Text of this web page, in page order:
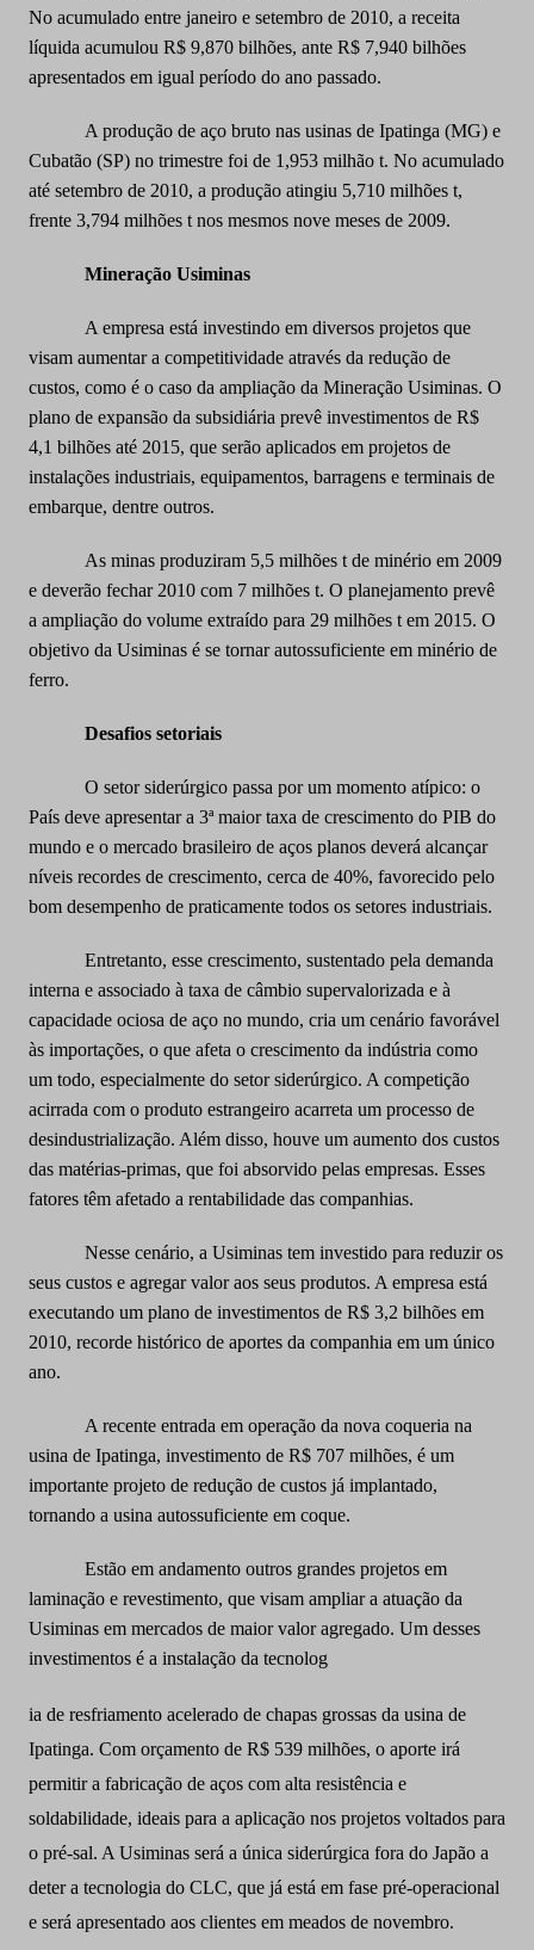
No acumulado entre janeiro e setembro de 2010, a receita
líquida acumulou R$ 9,870 bilhões, ante R$ 7,940 bilhões
apresentados em igual período do ano passado.
A produção de aço bruto nas usinas de Ipatinga (MG) e
Cubatão (SP) no trimestre foi de 1,953 milhão t. No acumulado
até setembro de 2010, a produção atingiu 5,710 milhões t,
frente 3,794 milhões t nos mesmos nove meses de 2009.
Mineração Usiminas
A empresa está investindo em diversos projetos que
visam aumentar a competitividade através da redução de
custos, como é o caso da ampliação da Mineração Usiminas. O
plano de expansão da subsidiária prevê investimentos de R$
4,1 bilhões até 2015, que serão aplicados em projetos de
instalações industriais, equipamentos, barragens e terminais de
embarque, dentre outros.
As minas produziram 5,5 milhões t de minério em 2009
e deverão fechar 2010 com 7 milhões t. O planejamento prevê
a ampliação do volume extraído para 29 milhões t em 2015. O
objetivo da Usiminas é se tornar autossuficiente em minério de
ferro.
Desafios setoriais
O setor siderúrgico passa por um momento atípico: o
País deve apresentar a 3ª maior taxa de crescimento do PIB do
mundo e o mercado brasileiro de aços planos deverá alcançar
níveis recordes de crescimento, cerca de 40%, favorecido pelo
bom desempenho de praticamente todos os setores industriais.
Entretanto, esse crescimento, sustentado pela demanda
interna e associado à taxa de câmbio supervalorizada e à
capacidade ociosa de aço no mundo, cria um cenário favorável
às importações, o que afeta o crescimento da indústria como
um todo, especialmente do setor siderúrgico. A competição
acirrada com o produto estrangeiro acarreta um processo de
desindustrialização. Além disso, houve um aumento dos custos
das matérias-primas, que foi absorvido pelas empresas. Esses
fatores têm afetado a rentabilidade das companhias.
Nesse cenário, a Usiminas tem investido para reduzir os
seus custos e agregar valor aos seus produtos. A empresa está
executando um plano de investimentos de R$ 3,2 bilhões em
2010, recorde histórico de aportes da companhia em um único
ano.
A recente entrada em operação da nova coqueria na
usina de Ipatinga, investimento de R$ 707 milhões, é um
importante projeto de redução de custos já implantado,
tornando a usina autossuficiente em coque.
Estão em andamento outros grandes projetos em
laminação e revestimento, que visam ampliar a atuação da
Usiminas em mercados de maior valor agregado. Um desses
investimentos é a instalação da tecnolog
ia de resfriamento acelerado de chapas grossas da usina de
Ipatinga. Com orçamento de R$ 539 milhões, o aporte irá
permitir a fabricação de aços com alta resistência e
soldabilidade, ideais para a aplicação nos projetos voltados para
o pré-sal. A Usiminas será a única siderúrgica fora do Japão a
deter a tecnologia do CLC, que já está em fase pré-operacional
e será apresentado aos clientes em meados de novembro.